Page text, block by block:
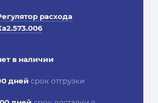
расхода
в наличии
дней срок отгрузки